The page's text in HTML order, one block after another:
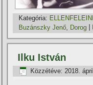
Kategória:
Buzánszky Jenő
Dorog
Ilku István
Közzétéve: 2018.